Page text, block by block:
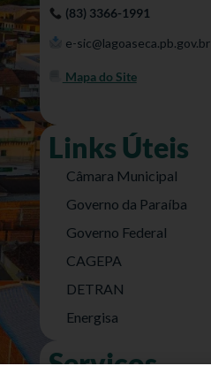
(83) 3366-1991
e-sic@lagoaseca.pb.gov.br
Mapa do Site
Links Úteis
Câmara Municipal
Governo da Paraíba
Governo Federal
CAGEPA
DETRAN
Energisa